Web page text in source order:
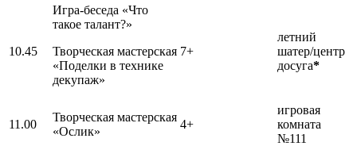
10.45
Игра-беседа «Что
такое талант?»
Творческая мастерская
«Поделки в технике
декупаж»
7+
летний
шатер/центр
досуга*
11.00
Творческая мастерская
«Ослик»
4+
игровая
комната
№111